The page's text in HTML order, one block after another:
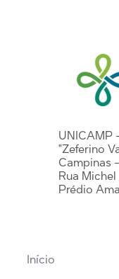
UNICAMP
"Zeferino
Campinas
Rua
Prédio
Início